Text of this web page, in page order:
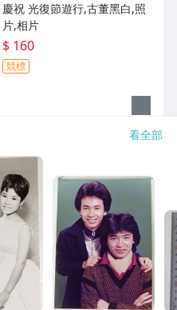
慶祝 光復節遊行,古董黑白,照
片,相片
$ 160
競標
看全部